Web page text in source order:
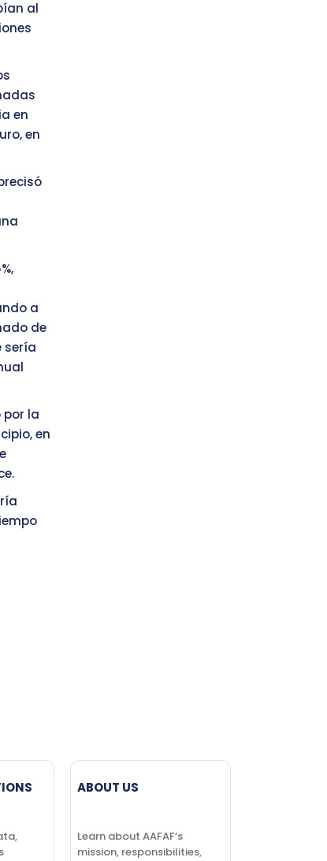
al
en
en
a
de
sería
por la
en
ABOUT US
Learn about AAFAF’s
mission, responsibilities,